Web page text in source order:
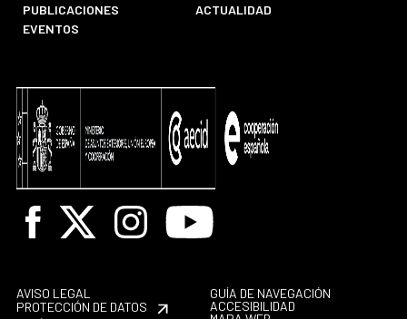
PUBLICACIONES
ACTUALIDAD
EVENTOS
Facebook
X InstagramYoutube
AVISO LEGAL
PROTECCIÓN DE DATOS
GUÍA DE NAVEGACIÓN
ACCESIBILIDAD